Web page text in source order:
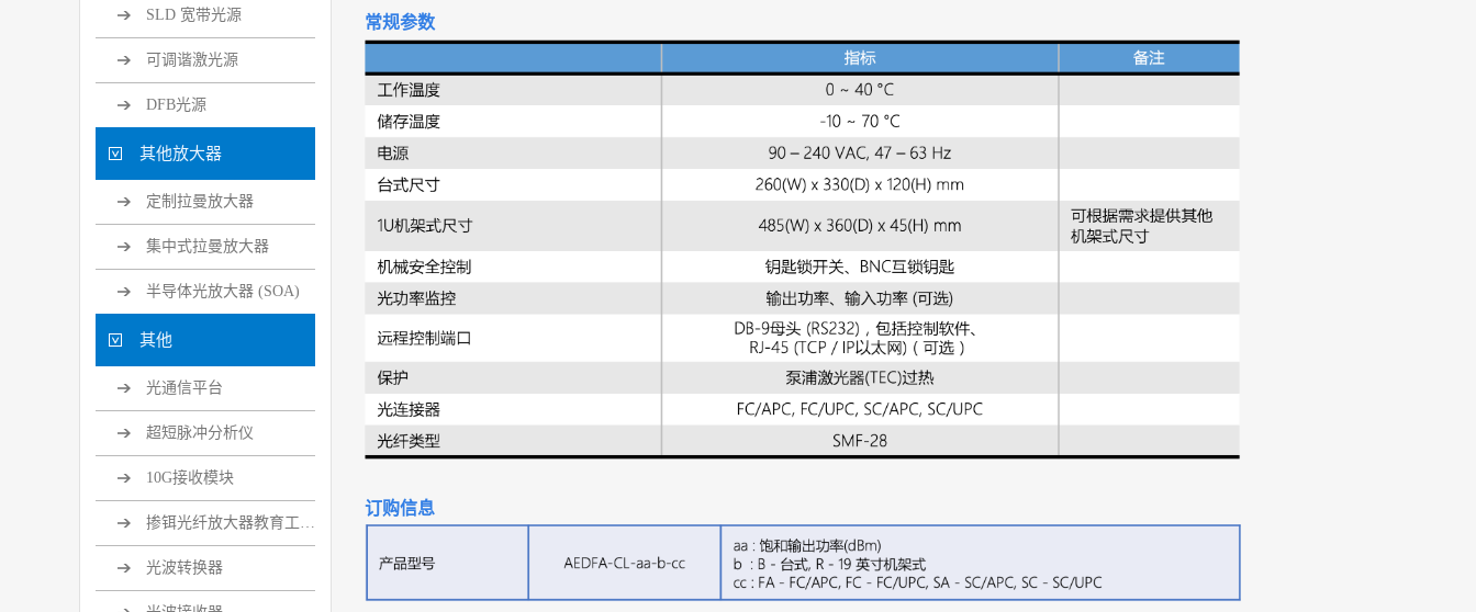
SLD 宽带光源
可调谐激光源
DFB光源
其他放大器
定制拉曼放大器
集中式拉曼放大器
半导体光放大器 (SOA)
其他
光通信平台
超短脉冲分析仪
10G接收模块
掺铒光纤放大器教育工具套装
光波转换器
常规参数
订购信息